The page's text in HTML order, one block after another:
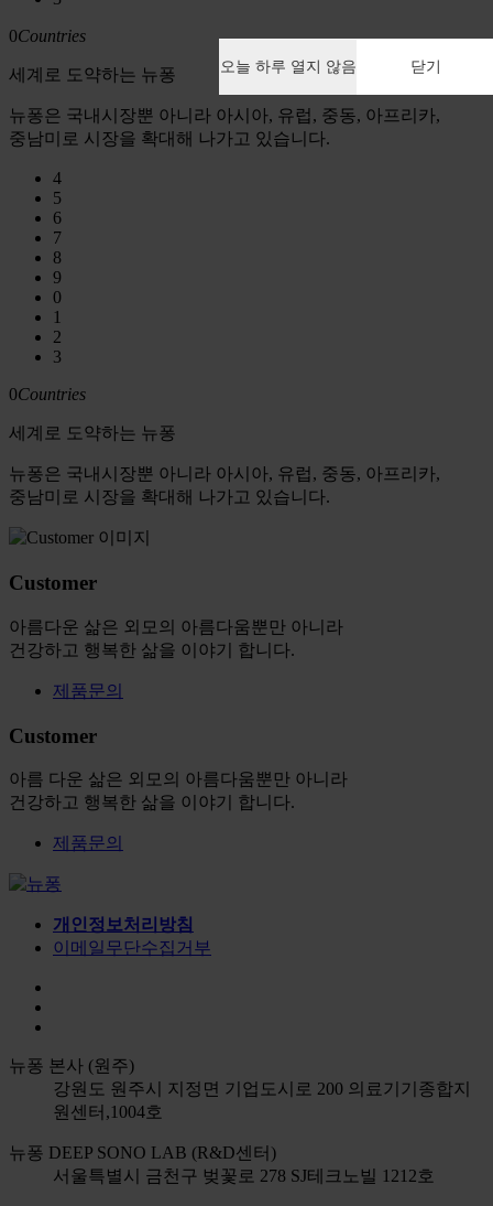
0Countries
세계로 도약하는 뉴퐁
뉴퐁은 국내시장뿐 아니라 아시아, 유럽, 중동, 아프리카, 
중남미로 시장을 확대해 나가고 있습니다.
4
5
6
7
8
9
0
1
2
3
0Countries
세계로 도약하는 뉴퐁
뉴퐁은 국내시장뿐 아니라 아시아, 유럽, 중동, 아프리카, 
중남미로 시장을 확대해 나가고 있습니다.
Customer
아름다운 삶은 외모의 아름다움뿐만 아니라
건강하고 행복한 삶을 이야기 합니다.
제품문의
Customer
아름 다운 삶은 외모의 아름다움뿐만 아니라
건강하고 행복한 삶을 이야기 합니다.
제품문의
개인정보처리방침
이메일무단수집거부
뉴퐁 본사 (원주)
강원도 원주시 지정면 기업도시로 200 의료기기종합지
원센터,1004호
뉴퐁 DEEP SONO LAB (R&D센터)
서울특별시 금천구 벚꽃로 278 SJ테크노빌 1212호
오늘 하루 열지 않음 닫기